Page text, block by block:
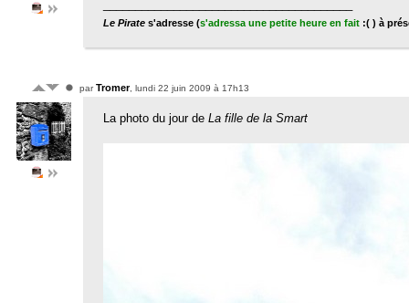
Le Pirate s'adresse (s'adressa une petite heure en fait :( ) à
parTromer, lundi 22 juin 2009 à 17h13
La photo du jour de La fille de la Smart